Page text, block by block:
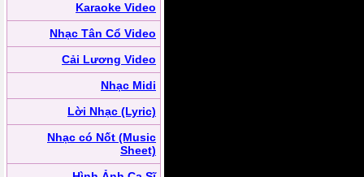
Karaoke Video
Nhạc Tân Cổ Video
Cải Lương Video
Nhạc Midi
Lời Nhạc (Lyric)
Nhạc có Nốt (Music
Sheet)